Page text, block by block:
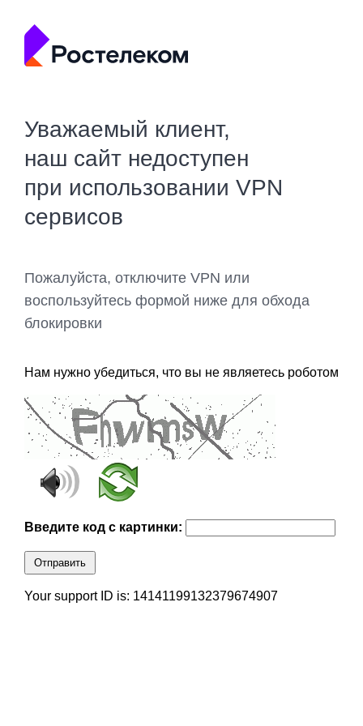
Уважаемый клиент,
наш сайт недоступен
при использовании VPN
сервисов
Пожалуйста, отключите VPN или
воспользуйтесь формой ниже для обхода
блокировки
Нам нужно убедиться, что вы не являетесь роботом
Введите код с картинки:
Отправить
Your support ID is: 14141199132379674907